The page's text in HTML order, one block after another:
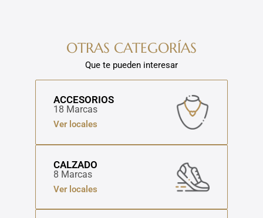
OTRAS CATEGORÍAS
Que te pueden interesar
ACCESORIOS
18 Marcas
Ver locales
CALZADO
8 Marcas
Ver locales